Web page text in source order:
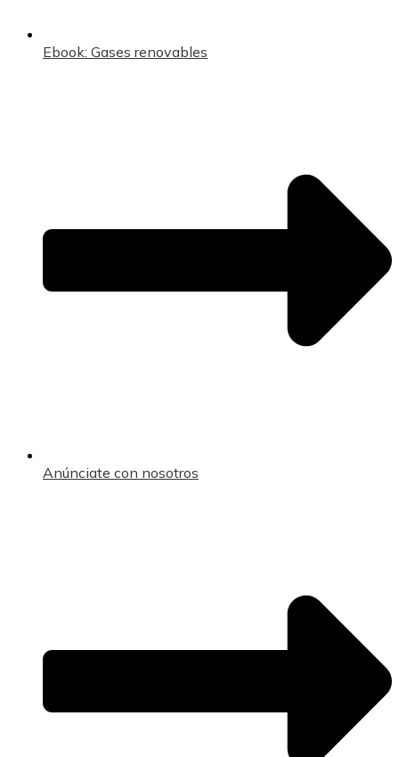
Ebook: Gases renovables
Anúnciate con nosotros